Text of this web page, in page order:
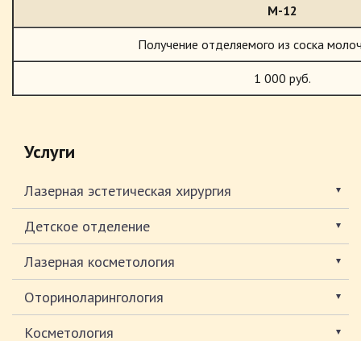
М-12
Получение отделяемого из соска
1 000 руб.
Услуги
Лазерная эстетическая хирургия
Детское отделение
Лазерная косметология
Оториноларингология
Косметология